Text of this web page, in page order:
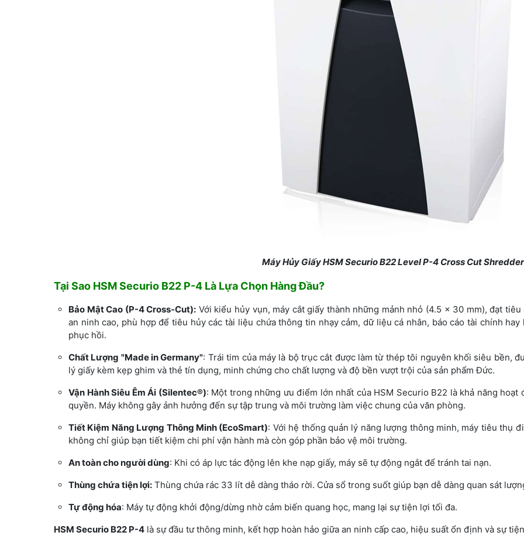
Máy Hủy Giấy HSM Securio B22 Level P-4 Cross Cut Shredder
Tại Sao HSM Securio B22 P-4 Là Lựa Chọn Hàng Đầu?
Bảo Mật Cao (P-4 Cross-Cut): Với kiểu hủy vụn, máy cắt giấy thành những mảnh nhỏ (4.5 x 30 mm), đạt
an ninh cao, phù hợp để tiêu hủy các tài liệu chứa thông tin nhạy cảm, dữ liệu cá nhân, báo cáo tài chính
phục hồi.
Chất Lượng "Made in Germany": Trái tim của máy là bộ trục cắt được làm từ thép tôi nguyên khối siêu bền,
lý giấy kèm kẹp ghim và thẻ tín dụng, minh chứng cho chất lượng và độ bền vượt trội của sản phẩm Đức.
Vận Hành Siêu Êm Ái (Silentec®): Một trong những ưu điểm lớn nhất của HSM Securio B22 là khả năng
quyền. Máy không gây ảnh hưởng đến sự tập trung và môi trường làm việc chung của văn phòng.
Tiết Kiệm Năng Lượng Thông Minh (EcoSmart): Với hệ thống quản lý năng lượng thông minh, máy tiêu thụ
không chỉ giúp bạn tiết kiệm chi phí vận hành mà còn góp phần bảo vệ môi trường.
An toàn cho người dùng: Khi có áp lực tác động lên khe nạp giấy, máy sẽ tự động ngắt để tránh tai nạn.
Thùng chứa tiện lợi: Thùng chứa rác 33 lít dễ dàng tháo rời. Cửa sổ trong suốt giúp bạn dễ dàng quan sát
Tự động hóa: Máy tự động khởi động/dừng nhờ cảm biến quang học, mang lại sự tiện lợi tối đa.
HSM Securio B22 P-4 là sự đầu tư thông minh, kết hợp hoàn hảo giữa an ninh cấp cao, hiệu suất ổn định và sự